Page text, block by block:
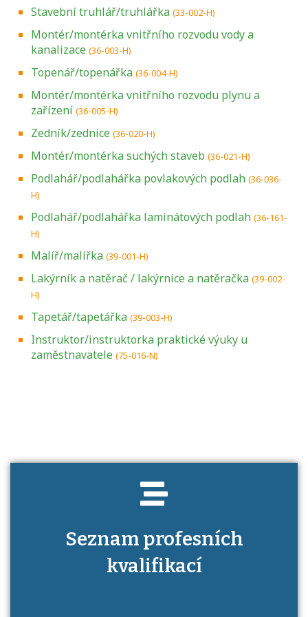
Stavební truhlář/truhlářka (33-002-H)
Montér/montérka vnitřního rozvodu vody a
kanalizace (36-003-H)
Topenář/topenářka (36-004-H)
Montér/montérka vnitřního rozvodu plynu a
zařízení (36-005-H)
Zedník/zednice (36-020-H)
Montér/montérka suchých staveb (36-021-H)
Podlahář/podlahářka povlakových podlah (36-036-
H)
Podlahář/podlahářka laminátových podlah (36-161-
H)
Malíř/malířka (39-001-H)
Lakýrník a natěrač / lakýrnice a natěračka (39-002-
H)
Tapetář/tapetářka (39-003-H)
Instruktor/instruktorka praktické výuky u
zaměstnavatele (75-016-N)
Seznam profesních
kvalifikací
Projděte si seznam profesních kvalifikací.